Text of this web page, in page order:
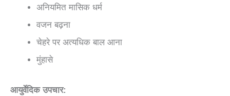
अनियमित मासिक धर्म
वजन बढ़ना
चेहरे पर अत्यधिक बाल आना
मुंहासे
आयुर्वेदिक उपचार: